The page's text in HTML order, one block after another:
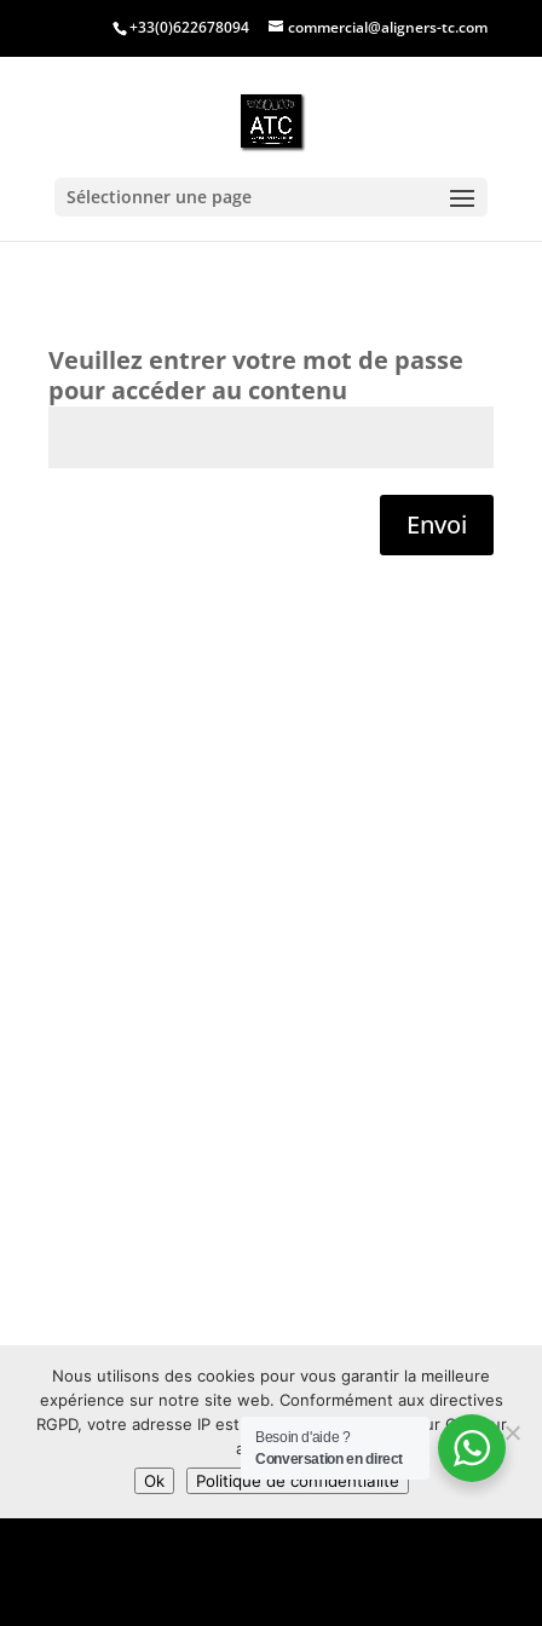
+33(0)622678094 commercial@aligners-tc.com
Sélectionner une page
Envoi
Besoin d'aide ?
Conversation en direct
Nous utilisons des cookies pour vous garantir la meilleure
expérience sur notre site web. Conformément aux directives
RGPD, votre adresse IP est anonymisée. Appuyez sur OK pour
accepter.
Ok
Politique de confidentialité